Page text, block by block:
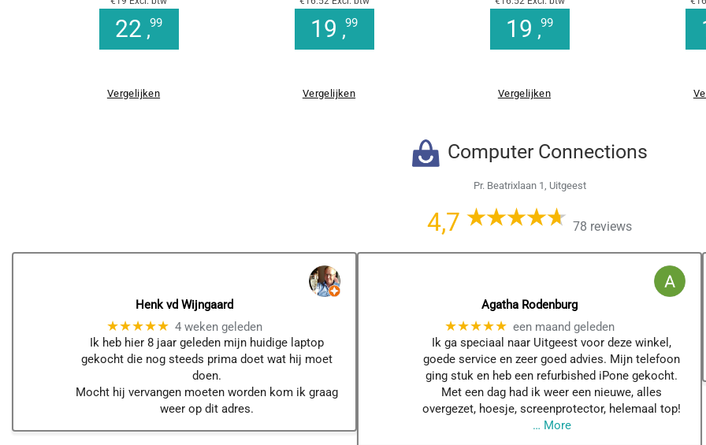
22 ,99
Vergelijken
19 ,99
Vergelijken
19 ,99
Vergelijken
Computer Connections
Pr. Beatrixlaan 1, Uitgeest
4,7 78 reviews
Henk vd Wijngaard
★★★★★ 4 weken geleden
Ik heb hier 8 jaar geleden mijn huidige laptop
gekocht die nog steeds prima doet wat hij moet
doen.
Mocht hij vervangen moeten worden kom ik graag
weer op dit adres.
Agatha Rodenburg
★★★★★ een maand geleden
Ik ga speciaal naar Uitgeest voor deze winkel,
goede service en zeer goed advies. Mijn telefoon
ging stuk en heb een refurbished iPone gekocht.
Met een dag had ik weer een nieuwe, alles
overgezet, hoesje, screenprotector, helemaal top!
… More